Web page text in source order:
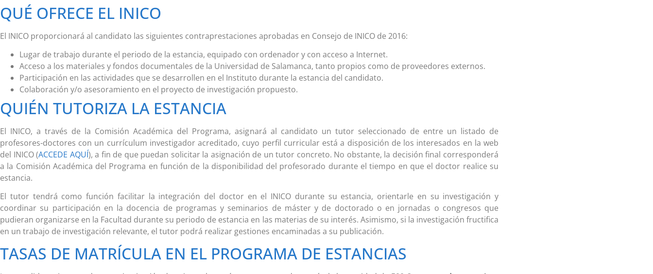
QUÉ OFRECE EL INICO
El INICO proporcionará al candidato las siguientes contraprestaciones aprobadas en Consejo de INICO de 2016:
Lugar de trabajo durante el periodo de la estancia, equipado con ordenador y con acceso a Internet.
Acceso a los materiales y fondos documentales de la Universidad de Salamanca, tanto propios como de proveedores externos.
Participación en las actividades que se desarrollen en el Instituto durante la estancia del candidato.
Colaboración y/o asesoramiento en el proyecto de investigación propuesto.
QUIÉN TUTORIZA LA ESTANCIA
El INICO, a través de la Comisión Académica del Programa, asignará al candidato un tutor seleccionado de entre un listado de
profesores-doctores con un currículum investigador acreditado, cuyo perfil curricular está a disposición de los interesados en la web
del INICO (ACCEDE AQUÍ), a fin de que puedan solicitar la asignación de un tutor concreto. No obstante, la decisión final corresponderá
a la Comisión Académica del Programa en función de la disponibilidad del profesorado durante el tiempo en que el doctor realice su
estancia.
El tutor tendrá como función facilitar la integración del doctor en el INICO durante su estancia, orientarle en su investigación y
coordinar su participación en la docencia de programas y seminarios de máster y de doctorado o en jornadas o congresos que
pudieran organizarse en la Facultad durante su periodo de estancia en las materias de su interés. Asimismo, si la investigación fructifica
en un trabajo de investigación relevante, el tutor podrá realizar gestiones encaminadas a su publicación.
TASAS DE MATRÍCULA EN EL PROGRAMA DE ESTANCIAS